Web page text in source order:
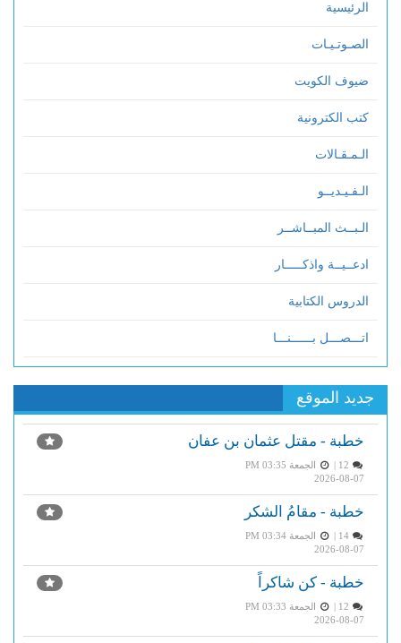
الرئيسية
الصـوتـيـات
ضيوف الكويت
كتب الكترونية
الـمـقـالات
الـفـيـديــو
الـبــث المبــاشــر
ادعــيــة واذكـــــار
الدروس الكتابية
اتـــصـــل بــــــنـــا
جديد الموقع
خطبة - مقتل عثمان بن عفان
الجمعة PM 03:35
2026-08-07
خطبة - مقامُ الشكر
14 |
الجمعة PM 03:34
2026-08-07
خطبة - كن شاكراً
الجمعة PM 03:33
2026-08-07